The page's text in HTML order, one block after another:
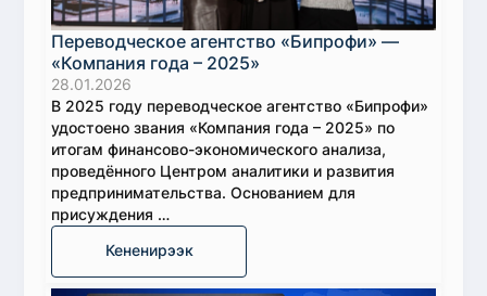
Переводческое агентство «Бипрофи» —
«Компания года – 2025»
28.01.2026
В 2025 году переводческое агентство «Бипрофи»
удостоено звания «Компания года – 2025» по
итогам финансово-экономического анализа,
проведённого Центром аналитики и развития
предпринимательства. Основанием для
присуждения …
Кененирээк